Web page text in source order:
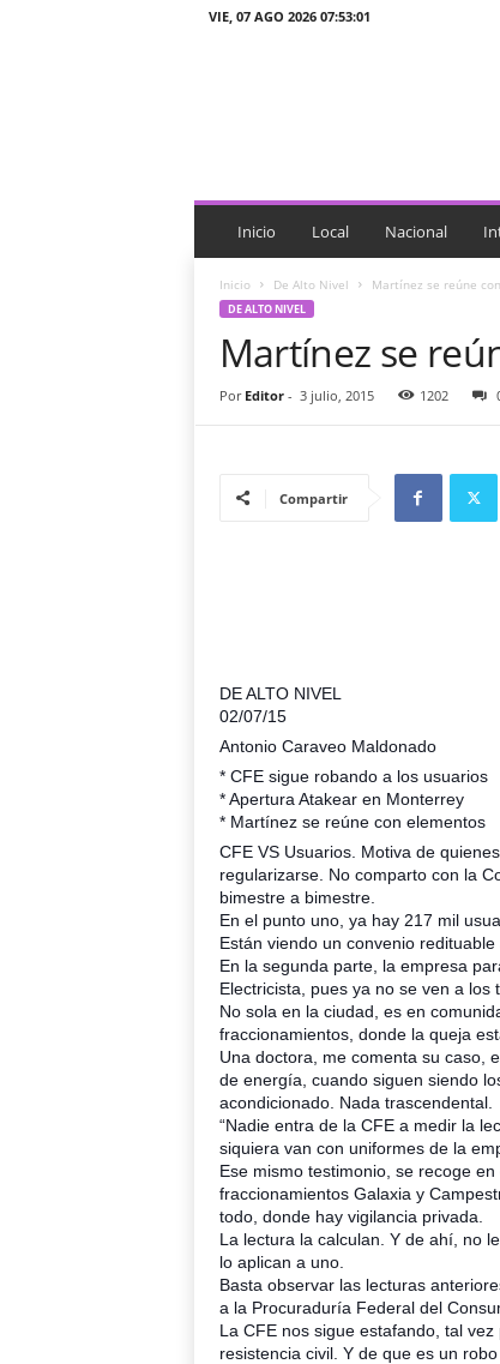
VIE, 07 AGO 2026 07:53:01
c
a
Inicio Local Nacional
Inicio De Alto Nivel Martínez se reúne
DE ALTO NIVEL
Martínez se
Por Editor- 3 julio, 2015 1202
Compartir
DE ALTO NIVEL
02/07/15
Antonio Caraveo Maldonado
* CFE sigue robando a los usuarios
* Apertura Atakear en Monterrey
* Martínez se reúne con elementos
CFE VS Usuarios. Motiva de
regularizarse. No comparto con la
bimestre a bimestre.
En el punto uno, ya hay 217 mil
Están viendo un convenio redituable
En la segunda parte, la empresa
Electricista, pues ya no se ven a los
No sola en la ciudad, es en
fraccionamientos, donde la queja
Una doctora, me comenta su caso,
de energía, cuando siguen siendo
acondicionado. Nada trascendental.
“Nadie entra de la CFE a medir la
siquiera van con uniformes de la
Ese mismo testimonio, se recoge
fraccionamientos Galaxia y
todo, donde hay vigilancia privada.
La lectura la calculan. Y de ahí, no
lo aplican a uno.
Basta observar las lecturas
a la Procuraduría Federal del
La CFE nos sigue estafando, tal
resistencia civil. Y de que es un